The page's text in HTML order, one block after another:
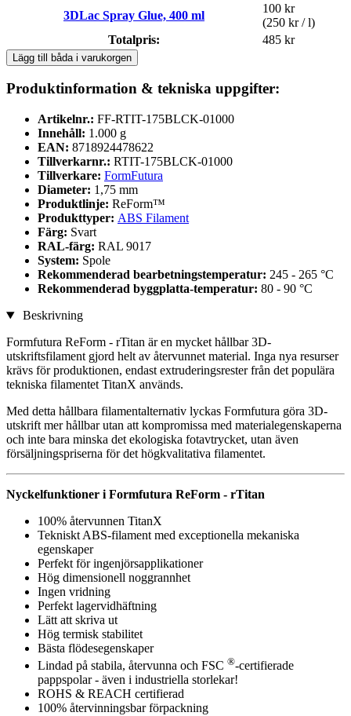
3DLac Spray Glue, 400 ml
100 kr
(250 kr / l)
Totalpris:
485 kr
Lägg till båda i varukorgen
Produktinformation & tekniska uppgifter:
Artikelnr.: FF-RTIT-175BLCK-01000
Innehåll: 1.000 g
EAN: 8718924478622
Tillverkarnr.: RTIT-175BLCK-01000
Tillverkare: FormFutura
Diameter: 1,75 mm
Produktlinje: ReForm™
Produkttyper: ABS Filament
Färg: Svart
RAL-färg: RAL 9017
System: Spole
Rekommenderad bearbetningstemperatur: 245 - 265 °C
Rekommenderad byggplatta-temperatur: 80 - 90 °C
Beskrivning
Formfutura ReForm - rTitan är en mycket hållbar 3D-
utskriftsfilament gjord helt av återvunnet material. Inga nya resurser
krävs för produktionen, endast extruderingsrester från det populära
tekniska filamentet TitanX används.
Med detta hållbara filamentalternativ lyckas Formfutura göra 3D-
utskrift mer hållbar utan att kompromissa med materialegenskaperna
och inte bara minska det ekologiska fotavtrycket, utan även
försäljningspriserna för det högkvalitativa filamentet.
Nyckelfunktioner i Formfutura ReForm - rTitan
100% återvunnen TitanX
Tekniskt ABS-filament med exceptionella mekaniska
egenskaper
Perfekt för ingenjörsapplikationer
Hög dimensionell noggrannhet
Ingen vridning
Perfekt lagervidhäftning
Lätt att skriva ut
Hög termisk stabilitet
Bästa flödesegenskaper
Lindad på stabila, återvunna och FSC ®-certifierade
pappspolar - även i industriella storlekar!
ROHS & REACH certifierad
100% återvinningsbar förpackning